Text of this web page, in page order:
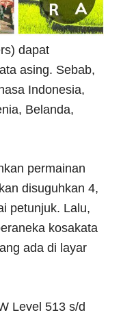
dapat
asing. Sebab,
Indonesia,
Belanda,
permainan
disuguhkan 4,
petunjuk. Lalu,
kosakata
ada di layar
Level 513 s/d